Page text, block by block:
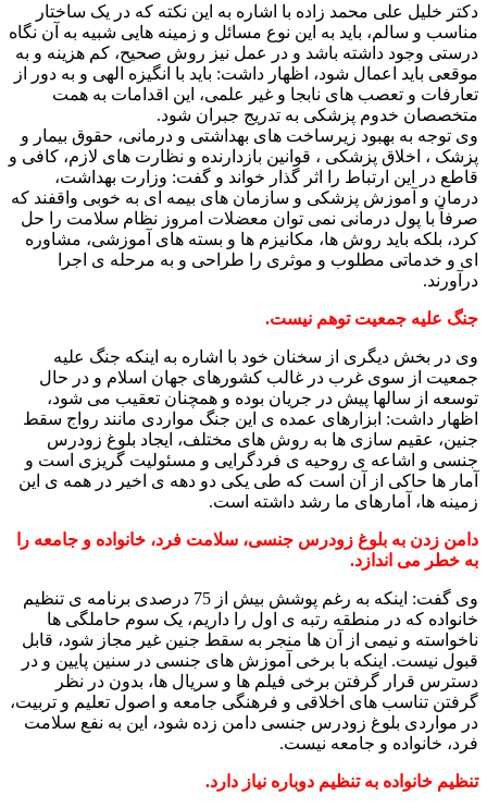
دکتر خلیل علی محمد زاده با اشاره به این نکته که در یک ساختار
مناسب و سالم، باید به این نوع مسائل و زمینه هایی شبیه به آن نگاه
درستی وجود داشته باشد و در عمل نیز روش صحیح، کم هزینه و به
موقعی باید اعمال شود، اظهار داشت: باید با انگیزه الهی و به دور از
تعارفات و تعصب های نابجا و غیر علمی، این اقدامات به همت
متخصصان خدوم پزشکی به تدریج جبران شود.
وی توجه به بهبود زیرساخت های بهداشتی و درمانی، حقوق بیمار و
پزشک ، اخلاق پزشکی ، قوانین بازدارنده و نظارت های لازم، کافی و
قاطع در این ارتباط را اثر گذار خواند و گفت: وزارت بهداشت،
درمان و آموزش پزشکی و سازمان های بیمه ای به خوبی واقفند که
صرفاً با پول درمانی نمی توان معضلات امروز نظام سلامت را حل
کرد، بلکه باید روش ها، مکانیزم ها و بسته های آموزشی، مشاوره
ای و خدماتی مطلوب و موثری را طراحی و به مرحله ی اجرا
درآورند.
جنگ علیه جمعیت توهم نیست.
وی در بخش دیگری از سخنان خود با اشاره به اینکه جنگ علیه
جمعیت از سوی غرب در غالب کشورهای جهان اسلام و در حال
توسعه از سالها پیش در جریان بوده و همچنان تعقیب می شود،
اظهار داشت: ابزارهای عمده ی این جنگ مواردی مانند رواج سقط
جنین، عقیم سازی ها به روش های مختلف، ایجاد بلوغ زودرس
جنسی و اشاعه ی روحیه ی فردگرایی و مسئولیت گریزی است و
آمار ها حاکی از آن است که طی یکی دو دهه ی اخیر در همه ی این
زمینه ها، آمارهای ما رشد داشته است.
دامن زدن به بلوغ زودرس جنسی، سلامت فرد، خانواده و جامعه را
به خطر می اندازد.
وی گفت: اینکه به رغم پوشش بیش از 75 درصدی برنامه ی تنظیم
خانواده که در منطقه رتبه ی اول را داریم، یک سوم حاملگی ها
ناخواسته و نیمی از آن ها منجر به سقط جنین غیر مجاز شود، قابل
قبول نیست. اینکه با برخی آموزش های جنسی در سنین پایین و در
دسترس قرار گرفتن برخی فیلم ها و سریال ها، بدون در نظر
گرفتن تناسب های اخلاقی و فرهنگی جامعه و اصول تعلیم و تربیت،
در مواردی بلوغ زودرس جنسی دامن زده شود، این به نفع سلامت
فرد، خانواده و جامعه نیست.
تنظیم خانواده به تنظیم دوباره نیاز دارد.